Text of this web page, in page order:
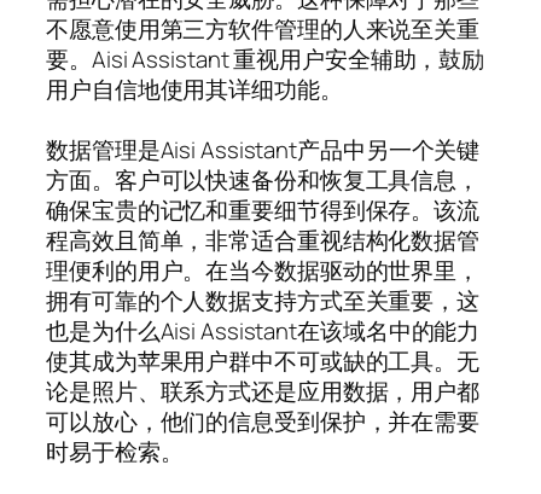
不愿意使用第三方软件管理的人来说至关重
要。Aisi Assistant 重视用户安全辅助，鼓励
用户自信地使用其详细功能。
数据管理是Aisi Assistant产品中另一个关键
方面。客户可以快速备份和恢复工具信息，
确保宝贵的记忆和重要细节得到保存。该流
程高效且简单，非常适合重视结构化数据管
理便利的用户。在当今数据驱动的世界里，
拥有可靠的个人数据支持方式至关重要，这
也是为什么Aisi Assistant在该域名中的能力
使其成为苹果用户群中不可或缺的工具。无
论是照片、联系方式还是应用数据，用户都
可以放心，他们的信息受到保护，并在需要
时易于检索。